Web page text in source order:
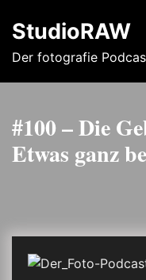
StudioRAW
Der fotografie
#100 – Die
Etwas ganz